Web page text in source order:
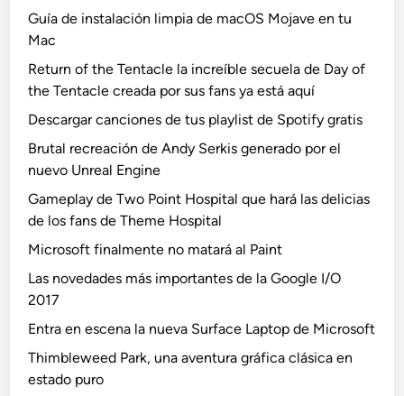
Guía de instalación limpia de macOS Mojave en tu
Mac
Return of the Tentacle la increíble secuela de Day of
the Tentacle creada por sus fans ya está aquí
Descargar canciones de tus playlist de Spotify gratis
Brutal recreación de Andy Serkis generado por el
nuevo Unreal Engine
Gameplay de Two Point Hospital que hará las delicias
de los fans de Theme Hospital
Microsoft finalmente no matará al Paint
Las novedades más importantes de la Google I/O
2017
Entra en escena la nueva Surface Laptop de Microsoft
Thimbleweed Park, una aventura gráfica clásica en
estado puro